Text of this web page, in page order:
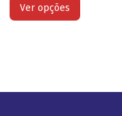
Ver opções